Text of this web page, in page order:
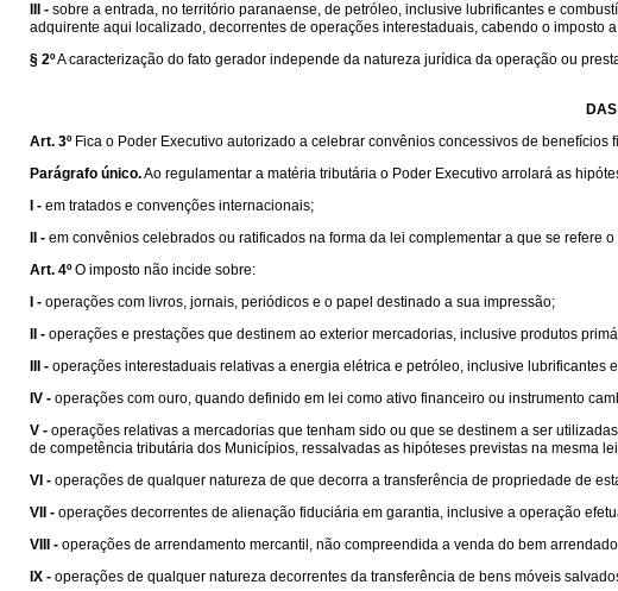
III - sobre a entrada, no território paranaense, de petróleo, inclusive lubrificantes e
adquirente aqui localizado, decorrentes de operações interestaduais, cabendo o imposto
§ 2ºA caracterização do fato gerador independe da natureza jurídica da operação ou
Art. 3º Fica o Poder Executivo autorizado a celebrar convênios concessivos de
Parágrafo único.Ao regulamentar a matéria tributária o Poder Executivo arrolará as
I - em tratados e convenções internacionais;
II - em convênios celebrados ou ratificados na forma da lei complementar a que se refere
Art. 4º O imposto não incide sobre:
I - operações com livros, jornais, periódicos e o papel destinado a sua impressão;
II - operações e prestações que destinem ao exterior mercadorias, inclusive produtos
III - operações interestaduais relativas a energia elétrica e petróleo, inclusive
IV - operações com ouro, quando definido em lei como ativo financeiro ou instrumento
V - operações relativas a mercadorias que tenham sido ou que se destinem a ser
de competência tributária dos Municípios, ressalvadas as hipóteses previstas na mesma
VI - operações de qualquer natureza de que decorra a transferência de propriedade de
VII - operações decorrentes de alienação fiduciária em garantia, inclusive a operação
VIII - operações de arrendamento mercantil, não compreendida a venda do bem
IX - operações de qualquer natureza decorrentes da transferência de bens móveis